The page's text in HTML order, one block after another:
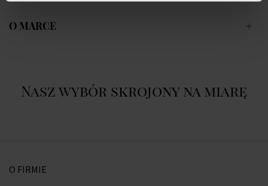
O MARCE
Nasz wybór skrojony na miarę
O FIRMIE